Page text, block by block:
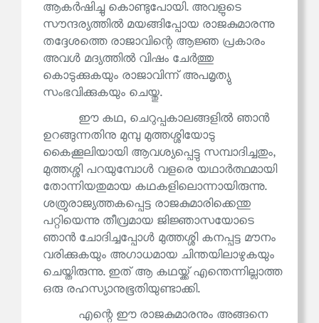
ആകർഷിച്ചു കൊണ്ടുപോയി. അവളുടെ
സൗന്ദര്യത്തിൽ മയങ്ങിപ്പോയ രാജകുമാരന്നു
തദ്ദേശത്തെ രാജാവിന്റെ ആജ്ഞ പ്രകാരം
അവൾ മദ്യത്തിൽ വിഷം ചേർത്തു
കൊടുക്കുകയും രാജാവിന്ന് അപമൃത്യു
സംഭവിക്കുകയും ചെയ്തു.
ഈ കഥ, ചെറുപ്പകാലങ്ങളിൽ ഞാൻ
ഉറങ്ങുന്നതിനു മുമ്പു മുത്തശ്ശിയോടു
കൈക്കൂലിയായി ആവശ്യപ്പെട്ടു സമ്പാദിച്ചതും,
മുത്തശ്ശി പറയുമ്പോൾ വളരെ യഥാർത്ഥമായി
തോന്നിയതുമായ കഥകളിലൊന്നായിരുന്നു.
ശത്രുരാജ്യത്തകപ്പെട്ട രാജകുമാരിക്കെന്തു
പറ്റിയെന്നു തീവ്രമായ ജിജ്ഞാസയോടെ
ഞാൻ ചോദിച്ചപ്പോൾ മുത്തശ്ശി കനപ്പട്ട മൗനം
വരിക്കുകയും അഗാധമായ ചിന്തയിലാഴുകയും
ചെയ്തിരുന്നു. ഇത് ആ കഥയ്ക്ക് എന്തെന്നില്ലാത്ത
ഒരു രഹസ്യാനുഭൂതിയുണ്ടാക്കി.
എന്റെ ഈ രാജകുമാരനും അങ്ങനെ